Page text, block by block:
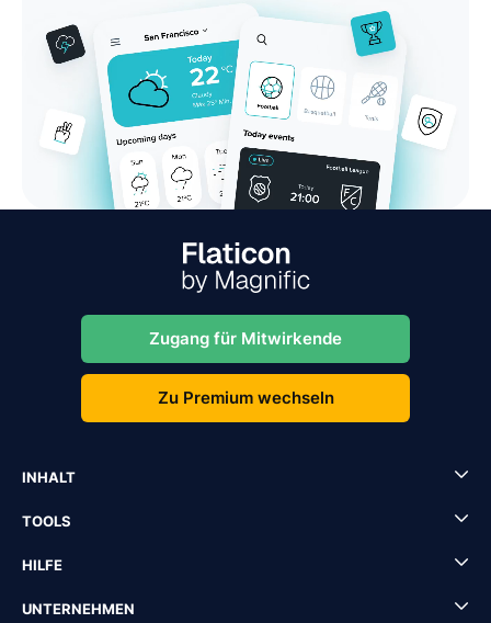
Zugang für Mitwirkende
Zu Premium wechseln
INHALT
TOOLS
HILFE
UNTERNEHMEN